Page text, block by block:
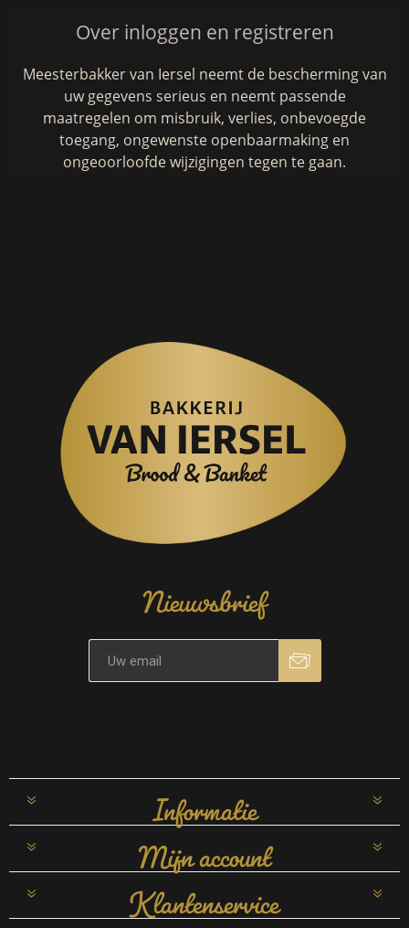
Over inloggen en registreren
Meesterbakker van Iersel neemt de bescherming van
uw gegevens serieus en neemt passende
maatregelen om misbruik, verlies, onbevoegde
toegang, ongewenste openbaarmaking en
ongeoorloofde wijzigingen tegen te gaan.
Nieuwsbrief
Informatie
Mijn account
Klantenservice